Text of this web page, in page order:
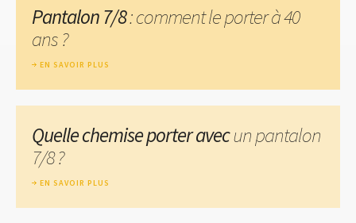
Pantalon 7/8: comment le porter à 40
ans ?
EN SAVOIR PLUS
Quelle chemise porter avecun pantalon
7/8 ?
EN SAVOIR PLUS